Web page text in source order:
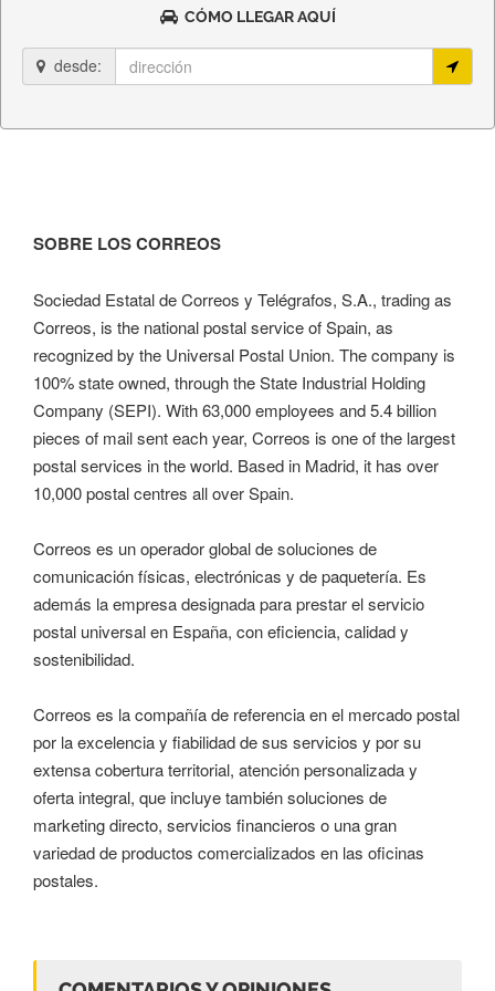
CÓMO LLEGAR AQUÍ
desde:
SOBRE LOS CORREOS
Sociedad Estatal de Correos y Telégrafos, S.A., trading as
Correos, is the national postal service of Spain, as
recognized by the Universal Postal Union. The company is
100% state owned, through the State Industrial Holding
Company (SEPI). With 63,000 employees and 5.4 billion
pieces of mail sent each year, Correos is one of the largest
postal services in the world. Based in Madrid, it has over
10,000 postal centres all over Spain.
Correos es un operador global de soluciones de
comunicación físicas, electrónicas y de paquetería. Es
además la empresa designada para prestar el servicio
postal universal en España, con eficiencia, calidad y
sostenibilidad.
Correos es la compañía de referencia en el mercado postal
por la excelencia y fiabilidad de sus servicios y por su
extensa cobertura territorial, atención personalizada y
oferta integral, que incluye también soluciones de
marketing directo, servicios financieros o una gran
variedad de productos comercializados en las oficinas
postales.